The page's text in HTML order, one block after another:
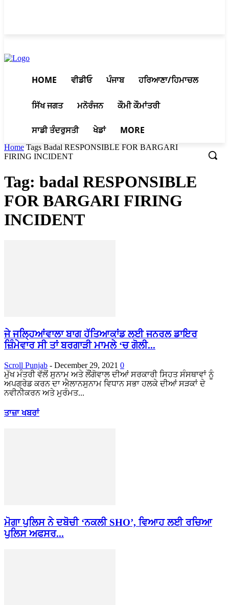
HOME ਵੀਡੀਓ ਪੰਜਾਬ ਹਰਿਆਣਾ/ਹਿਮਾਚਲ
ਸਿੱਖ ਜਗਤ ਮਨੋਰੰਜਨ ਕੌਮੀ ਕੌਮਾਂਤਰੀ
ਸਾਡੀ ਤੰਦਰੁਸਤੀ ਖੇਡਾਂ MORE
Home Tags Badal RESPONSIBLE FOR BARGARI
FIRING INCIDENT
Tag: badal RESPONSIBLE
FOR BARGARI FIRING
INCIDENT
ਜੇ ਜਲ੍ਹਿਆਂਵਾਲਾ ਬਾਗ ਹੱਤਿਆਕਾਂਡ ਲਈ ਜਨਰਲ ਡਾਇਰ
ਜ਼ਿੰਮੇਵਾਰ ਸੀ ਤਾਂ ਬਰਗਾੜੀ ਮਾਮਲੇ ‘ਚ ਗੋਲੀ...
Scroll Punjab - December 29, 2021 0
ਮੁੱਖ ਮੰਤਰੀ ਵੱਲੋਂ ਸੁਨਾਮ ਅਤੇ ਲੌਂਗੋਵਾਲ ਦੀਆਂ ਸਰਕਾਰੀ ਸਿਹਤ ਸੰਸਥਾਵਾਂ ਨੂੰ
ਅਪਗ੍ਰੇਡ ਕਰਨ ਦਾ ਐਲਾਨਸੁਨਾਮ ਵਿਧਾਨ ਸਭਾ ਹਲਕੇ ਦੀਆਂ ਸੜਕਾਂ ਦੇ
ਨਵੀਨੀਕਰਨ ਅਤੇ ਮੁਰੰਮਤ...
ਤਾਜ਼ਾ ਖਬਰਾਂ
ਮੋਗਾ ਪੁਲਿਸ ਨੇ ਦਬੋਚੀ ‘ਨਕਲੀ SHO’, ਵਿਆਹ ਲਈ ਰਚਿਆ
ਪੁਲਿਸ ਅਫਸਰ...